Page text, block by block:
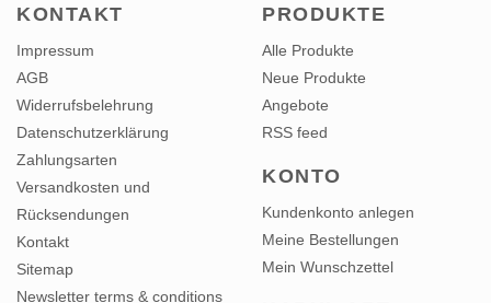
Impressum
AGB
Widerrufsbelehrung
Datenschutzerklärung
Zahlungsarten
Versandkosten und
Rücksendungen
Kontakt
Sitemap
Newsletter terms & conditions
Information zu Elektro- und
Alle Produkte
Neue Produkte
Angebote
RSS feed
Kundenkonto anlegen
Meine Bestellungen
Mein Wunschzettel